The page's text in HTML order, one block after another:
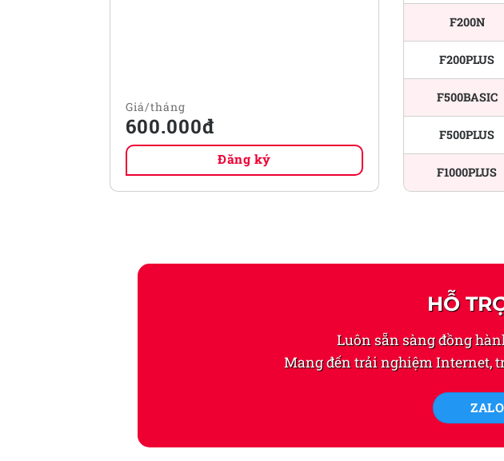
600.000đ
Đăng ký
F200N
F200PLUS
F500BASIC
F500PLUS
F1000PLUS
HỖ
Luôn sẵn sàng đồng
Mang đến trải nghiệm Internet,
ZALO